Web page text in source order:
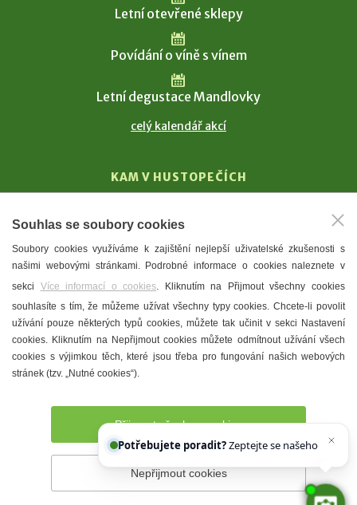
Letní otevřené sklepy
Povídání o víně s vínem
Letní degustace Mandlovky
celý kalendář akcí
KAM V HUSTOPEČÍCH
T. G. Masaryk
Mandloně
Ubytování
Restaurace
Městské muzeum a galerie
Denní meníčka
Prohlášení o přístupnosti Správce webu
Souhlas se soubory cookies
Soubory cookies využíváme k zajištění nejlepší uživatelské zkušenosti s
našimi webovými stránkami. Podrobné informace o cookies naleznete v
sekci Více informací o cookies. Kliknutím na Přijmout všechny cookies
souhlasíte s tím, že můžeme užívat všechny typy cookies. Chcete-li povolit
užívání pouze některých typů cookies, můžete tak učinit v sekci Nastavení
cookies. Kliknutím na Nepřijmout cookies můžete odmítnout užívání všech
cookies s výjimkou těch, které jsou třeba pro fungování našich webových
stránek (tzv. „Nutné cookies“).
Přijmout všechny cookies
Nepřijmout cookies
Potřebujete poradit? Zeptejte se našeho asistenta